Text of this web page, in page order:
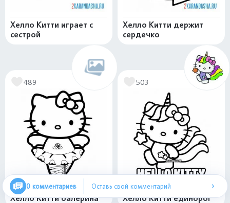
Хелло Китти играет с
сестрой
Хелло Китти держит
сердечко
489
Хелло Китти балерина
503
Хелло Китти единорог
0 комментариев Оставь свой комментарий ›